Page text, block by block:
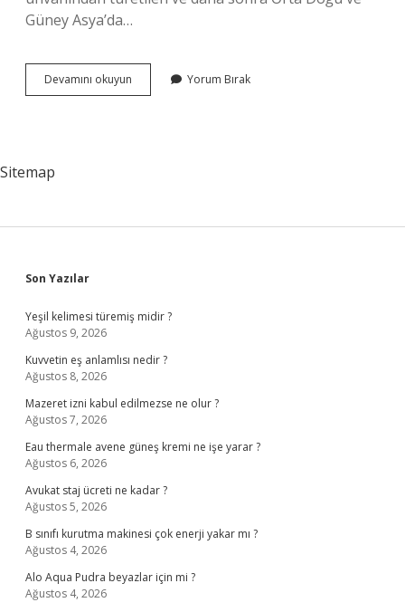
Güney Asya’da…
Devamını okuyun
Hangi
Yorum Bırak
Sitemap
Sidebar
Son Yazılar
Yeşil kelimesi türemiş midir ?
Ağustos 9, 2026
Kuvvetin eş anlamlısı nedir ?
Ağustos 8, 2026
Mazeret izni kabul edilmezse ne olur ?
Ağustos 7, 2026
Eau thermale avene güneş kremi ne işe yarar ?
Ağustos 6, 2026
Avukat staj ücreti ne kadar ?
Ağustos 5, 2026
B sınıfı kurutma makinesi çok enerji yakar mı ?
Ağustos 4, 2026
Alo Aqua Pudra beyazlar için mi ?
Ağustos 4, 2026